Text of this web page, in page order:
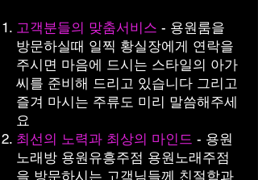
고객분들의 맞춤서비스 - 용원룸을
방문하실때 일찍 황실장에게 연락을
주시면 마음에 드시는 스타일의 아가
씨를 준비해 드리고 있습니다 그리고
즐겨 마시는 주류도 미리 말씀해주세
요
최선의 노력과 최상의 마인드 - 용원
노래방 용원유흥주점 용원노래주점
을 방문하시는 고객님들께 친절함과